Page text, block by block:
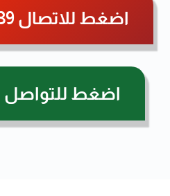
اضغط للاتصال 0795785039
اضغط